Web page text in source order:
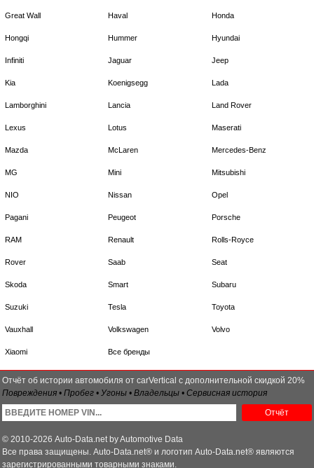
Great Wall Haval Honda
Hongqi Hummer Hyundai
Infiniti Jaguar Jeep
Kia Koenigsegg Lada
Lamborghini Lancia Land Rover
Lexus Lotus Maserati
Mazda McLaren Mercedes-Benz
MG Mini Mitsubishi
NIO Nissan Opel
Pagani Peugeot Porsche
RAM Renault Rolls-Royce
Rover Saab Seat
Skoda Smart Subaru
Suzuki Tesla Toyota
Vauxhall Volkswagen Volvo
Xiaomi Все бренды
Отчёт об истории автомобиля от carVertical с дополнительной скидкой 20%
Повреждения • Пробег • Угоны • Владельцы • Сервисная история
Отчёт
© 2010-2026 Auto-Data.net by Automotive Data
Все права защищены. Auto-Data.net® и логотип Auto-Data.net® являются
зарегистрированными товарными знаками.